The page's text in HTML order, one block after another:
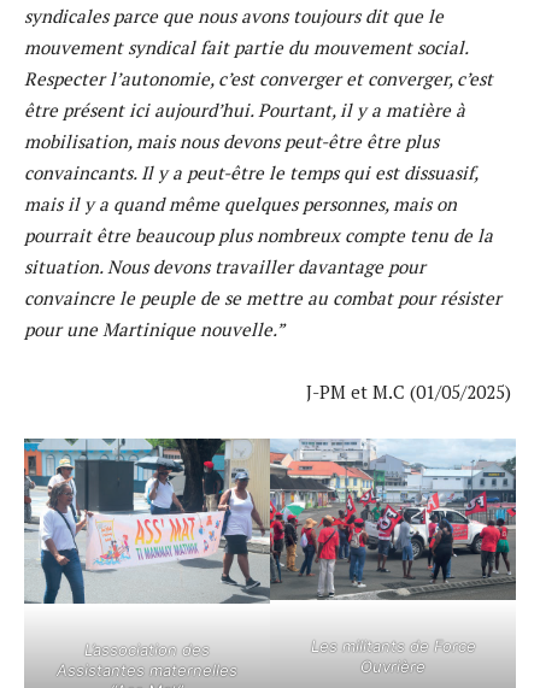
syndicales parce que nous avons toujours dit que le
mouvement syndical fait partie du mouvement social.
Respecter l’autonomie, c’est converger et converger, c’est
être présent ici aujourd’hui. Pourtant, il y a matière à
mobilisation, mais nous devons peut-être être plus
convaincants. Il y a peut-être le temps qui est dissuasif,
mais il y a quand même quelques personnes, mais on
pourrait être beaucoup plus nombreux compte tenu de la
situation. Nous devons travailler davantage pour
convaincre le peuple de se mettre au combat pour résister
pour une Martinique nouvelle.”
J-PM et M.C (01/05/2025)
L’association des
Assistantes maternelles
Les militants de Force
Ouvrière